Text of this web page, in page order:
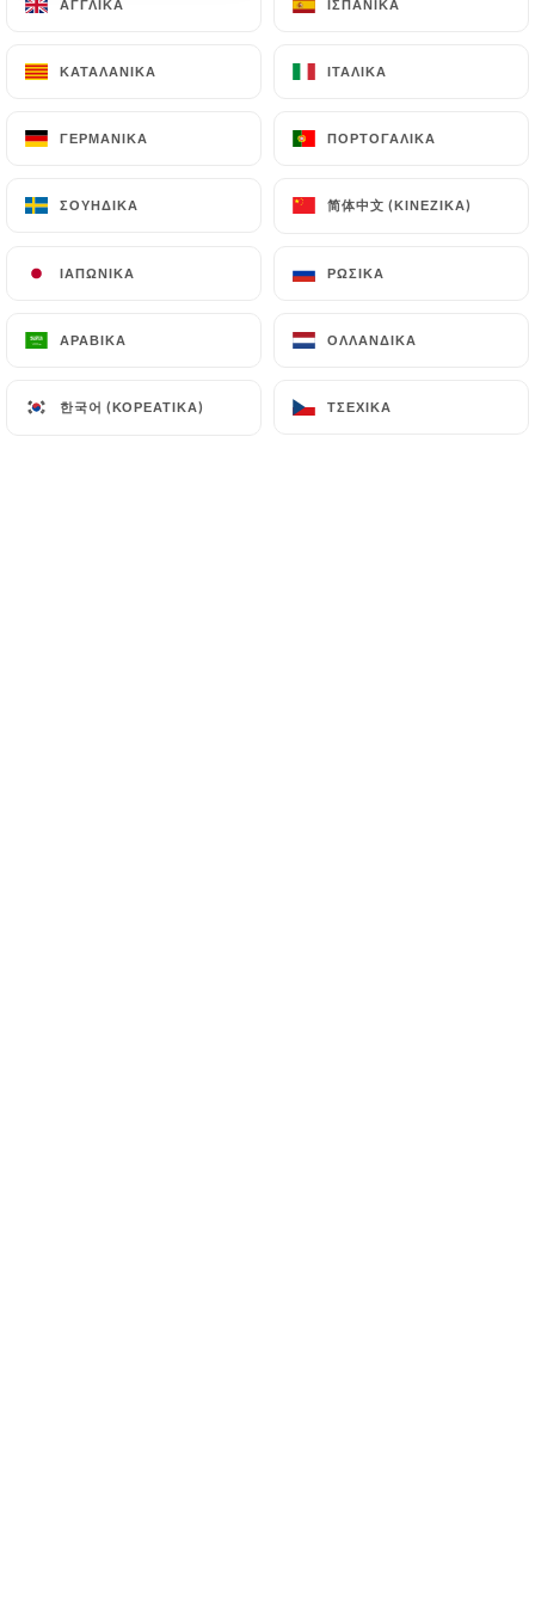
ΑΓΓΛΙΚΆ ΙΣΠΑΝΙΚΆ
ΚΑΤΑΛΑΝΙΚΆ ΙΤΑΛΙΚΆ
ΓΕΡΜΑΝΙΚΆ ΠΟΡΤΟΓΑΛΙΚΆ
ΣΟΥΗΔΙΚΆ 简体中文 (ΚΙΝΈΖΙΚΑ)
ΙΑΠΩΝΙΚΆ ΡΩΣΙΚΆ
ΑΡΑΒΙΚΆ ΟΛΛΑΝΔΙΚΆ
한국어 (ΚΟΡΕΆΤΙΚΑ) ΤΣΈΧΙΚΑ
ΑΓΓΛΙΚΆ ΙΣΠΑΝΙΚΆ
ΚΑΤΑΛΑΝΙΚΆ ΙΤΑΛΙΚΆ
ΓΕΡΜΑΝΙΚΆ ΠΟΡΤΟΓΑΛΙΚΆ
ΣΟΥΗΔΙΚΆ 简体中文 (ΚΙΝΈΖΙΚΑ)
ΙΑΠΩΝΙΚΆ ΡΩΣΙΚΆ
ΑΡΑΒΙΚΆ ΟΛΛΑΝΔΙΚΆ
한국어 (ΚΟΡΕΆΤΙΚΑ) ΤΣΈΧΙΚΑ